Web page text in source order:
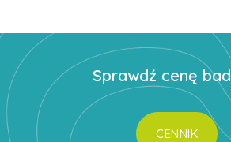
Sprawdź cenę
CENNIK